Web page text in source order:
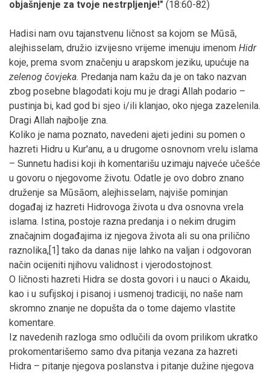
objašnjenje za tvoje nestrpljenje!" (18:60-82)
Hadisi nam ovu tajanstvenu ličnost sa kojom se Mūsā,
alejhisselam, družio izvijesno vrijeme imenuju imenom Hidr
koje, prema svom značenju u arapskom jeziku, upućuje na
zelenog čovjeka. Predanja nam kažu da je on tako nazvan
zbog posebne blagodati koju mu je dragi Allah podario –
pustinja bi, kad god bi sjeo i/ili klanjao, oko njega zazelenila.
Dragi Allah najbolje zna.
Koliko je nama poznato, navedeni ajeti jedini su pomen o
hazreti Hidru u Kur'anu, a u drugome osnovnom vrelu islama
– Sunnetu hadisi koji ih komentarišu uzimaju najveće učešće
u govoru o njegovome životu. Odatle je ovo dobro znano
druženje sa Mūsāom, alejhisselam, najviše pominjan
događaj iz hazreti Hidrovoga života u dva osnovna vrela
islama. Istina, postoje razna predanja i o nekim drugim
značajnim događajima iz njegova života ali su ona prilično
raznolika,[1] tako da danas nije lahko na valjan i odgovoran
način ocijeniti njihovu validnost i vjerodostojnost.
O ličnosti hazreti Hidra se dosta govori i u nauci o Akaidu,
kao i u sufijskoj i pisanoj i usmenoj tradiciji, no naše nam
skromno znanje ne dopušta da o tome dajemo vlastite
komentare.
Iz navedenih razloga smo odlučili da ovom prilikom ukratko
prokomentarišemo samo dva pitanja vezana za hazreti
Hidra – pitanje njegova poslanstva i pitanje dužine njegova